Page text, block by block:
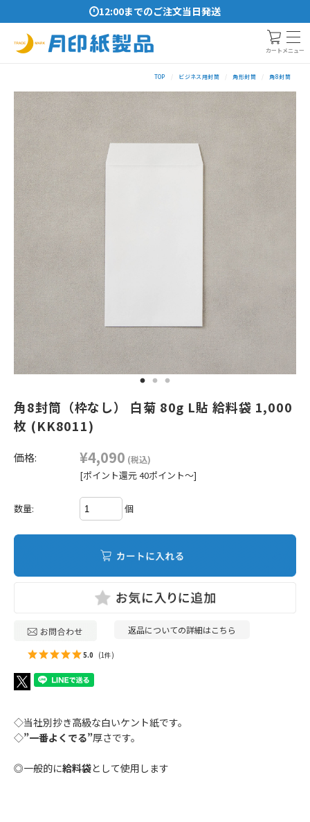
12:00までのご注文当日発送
カート メニュー
TOP ビジネス用封筒 角形封筒 角8封筒
角8封筒（枠なし） 白菊 80g L貼 給料袋 1,000
枚 (KK8011)
価格: ¥4,090 (税込)
[ポイント還元 40ポイント～]
数量: 個
返品についての詳細はこちら
5.0 (1件)
◇当社別抄き高級な白いケント紙です。
◇”一番よくでる”厚さです。
◎一般的に給料袋として使用します